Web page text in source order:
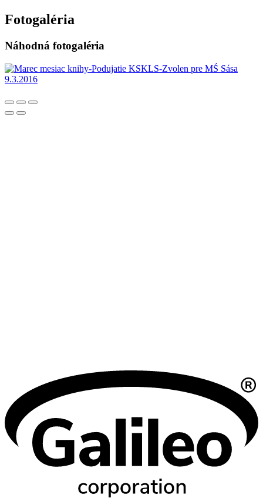
Fotogaléria
Náhodná fotogaléria